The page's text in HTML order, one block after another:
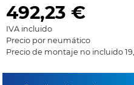
492,23 €
IVA incluido
Precio por neumático
Precio de montaje no incluido